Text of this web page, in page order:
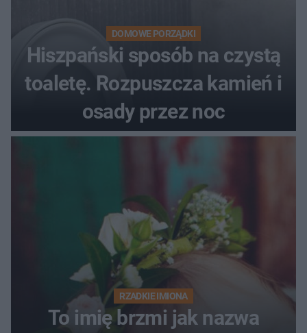
DOMOWE PORZĄDKI
Hiszpański sposób na czystą
toaletę. Rozpuszcza kamień i
osady przez noc
RZADKIE IMIONA
To imię brzmi jak nazwa